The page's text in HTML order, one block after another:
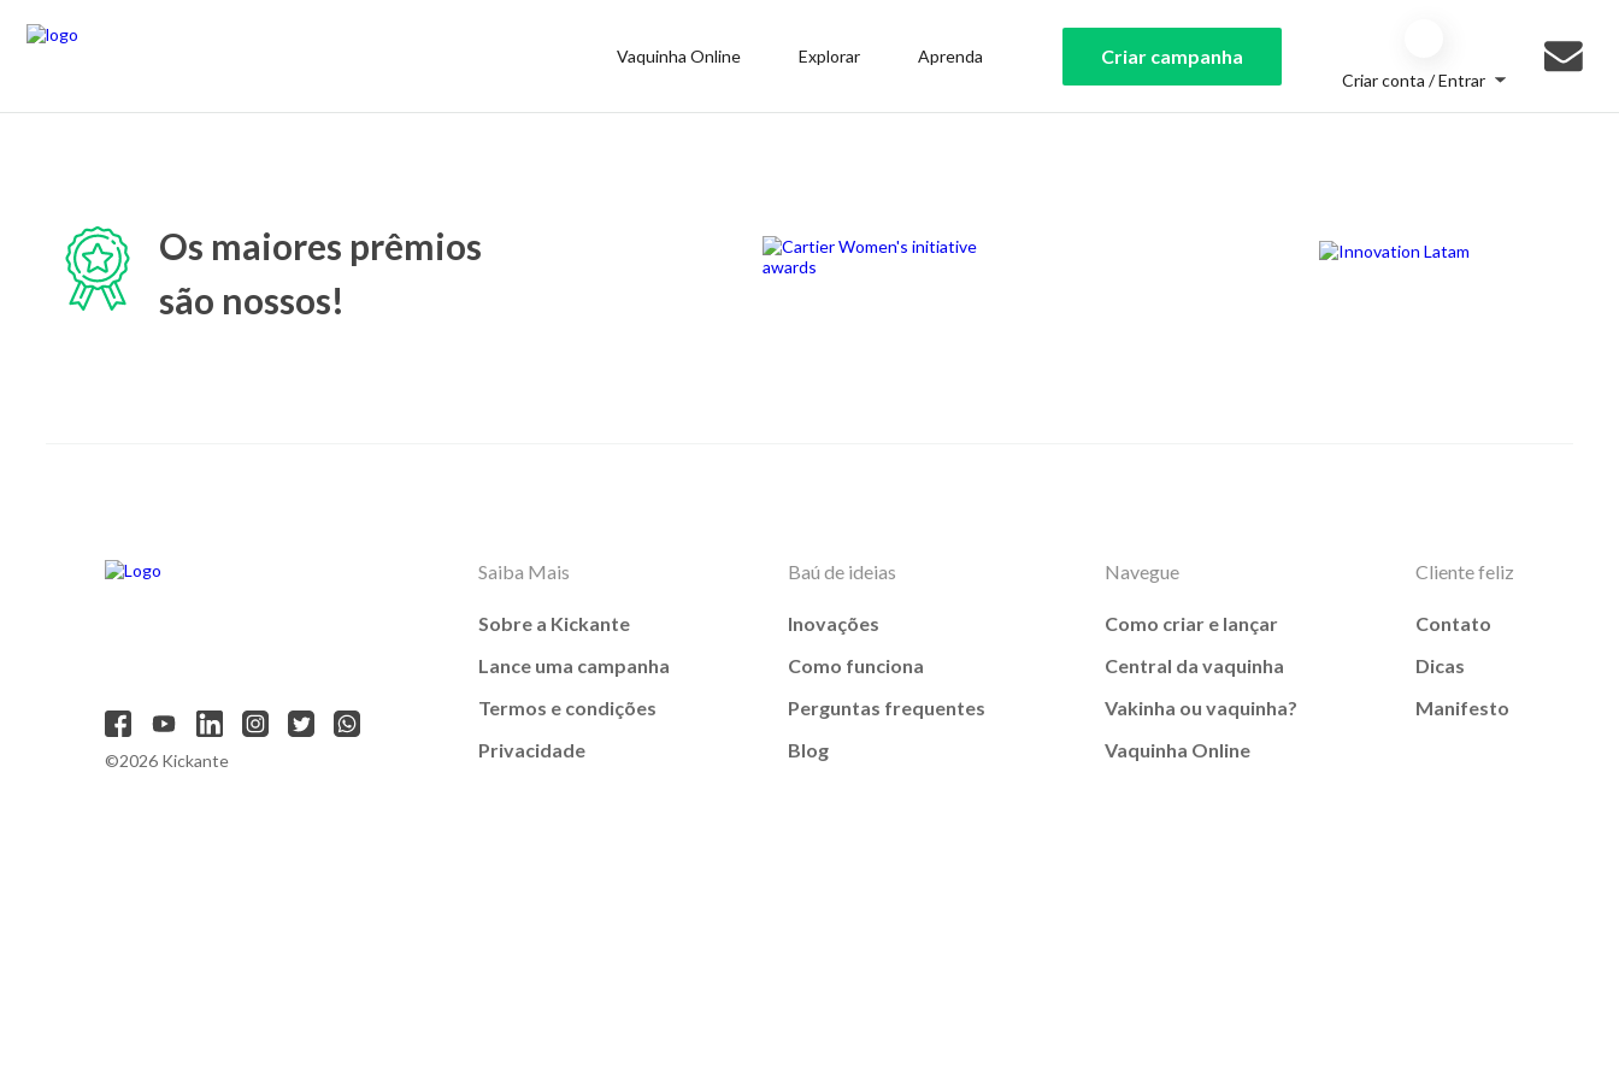
Vaquinha Online Explorar Aprenda Criar campanha
Criar conta / Entrar
Os maiores prêmios
são nossos!
©2026 Kickante
Saiba Mais
Sobre a Kickante
Lance uma campanha
Termos e condições
Privacidade
Baú de ideias
Inovações
Como funciona
Perguntas frequentes
Blog
Navegue
Como criar e lançar
Central da vaquinha
Vakinha ou vaquinha?
Vaquinha Online
Cliente feliz
Contato
Dicas
Manifesto